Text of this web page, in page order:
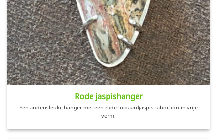
Rode jaspishanger
Een andere leuke hanger met een rode luipaardjaspis cabochon in vrije
vorm.